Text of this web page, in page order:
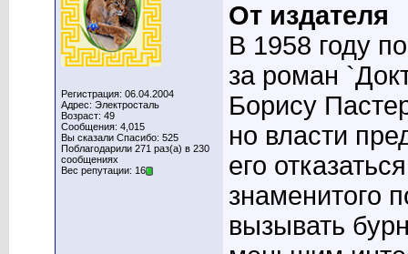
Регистрация: 06.04.2004
Адрес: Электросталь
Возраст: 49
Сообщения: 4,015
Вы сказали Спасибо: 525
Поблагодарили 271 раз(а) в 230
сообщениях
Вес репутации: 16
От издателя
В 1958 году
за роман
Борису
но власти
его
знаменитого
вызывать